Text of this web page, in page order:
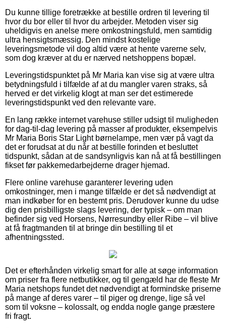
Du kunne tillige foretrække at bestille ordren til levering til
hvor du bor eller til hvor du arbejder. Metoden viser sig
uheldigvis en anelse mere omkostningsfuld, men samtidig
ultra hensigtsmæssig. Den mindst kostelige
leveringsmetode vil dog altid være at hente varerne selv,
som dog kræver at du er nærved netshoppens bopæl.
Leveringstidspunktet på Mr Maria kan vise sig at være ultra
betydningsfuld i tilfælde af at du mangler varen straks, så
herved er det virkelig klogt at man ser det estimerede
leveringstidspunkt ved den relevante vare.
En lang række internet varehuse stiller udsigt til muligheden
for dag-til-dag levering på masser af produkter, eksempelvis
Mr Maria Boris Star Light børnelampe, men vær på vagt da
det er forudsat at du når at bestille forinden et besluttet
tidspunkt, sådan at de sandsynligvis kan nå at få bestillingen
fikset før pakkemedarbejderne drager hjemad.
Flere online varehuse garanterer levering uden
omkostninger, men i mange tilfælde er det så nødvendigt at
man indkøber for en bestemt pris. Derudover kunne du udse
dig den prisbilligste slags levering, der typisk – om man
befinder sig ved Horsens, Nørresundby eller Ribe – vil blive
at få fragtmanden til at bringe din bestilling til et
afhentningssted.
Det er efterhånden virkelig smart for alle at søge information
om priser fra flere netbutikker, og til gengæld har de fleste Mr
Maria netshops fundet det nødvendigt at formindske priserne
på mange af deres varer – til piger og drenge, lige så vel
som til voksne – kolossalt, og endda nogle gange præstere
fri fragt.